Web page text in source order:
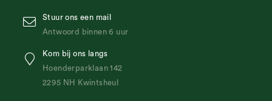
Stuur ons een mail
Antwoord binnen 6 uur
Kom bij ons langs
Hoenderparklaan 142
2295 NH Kwintsheul